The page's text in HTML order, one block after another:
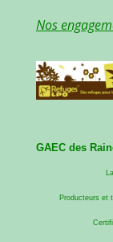
Nos
GAEC des
Producteurs et